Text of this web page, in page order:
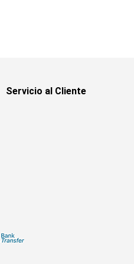
Servicio al Cliente